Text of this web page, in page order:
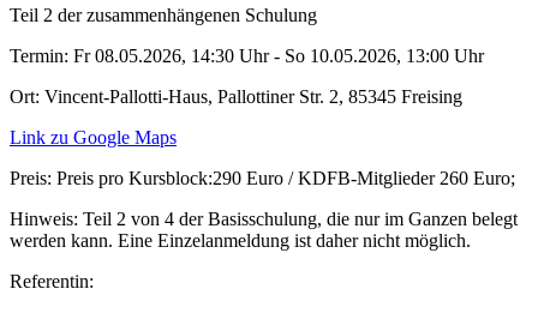
Teil 2 der zusammenhängenen Schulung
Termin: Fr 08.05.2026, 14:30 Uhr - So 10.05.2026, 13:00 Uhr
Ort: Vincent-Pallotti-Haus, Pallottiner Str. 2, 85345 Freising
Link zu Google Maps
Preis: Preis pro Kursblock:290 Euro / KDFB-Mitglieder 260 Euro;
Hinweis: Teil 2 von 4 der Basisschulung, die nur im Ganzen belegt
werden kann. Eine Einzelanmeldung ist daher nicht möglich.
Referentin: